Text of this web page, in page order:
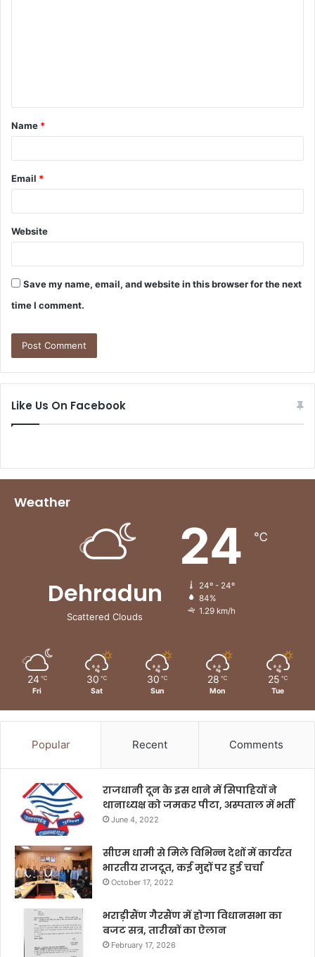
t
*
Name *
Email *
Website
Save my name, email, and website in this browser for the next
time I comment.
Like Us On Facebook
Weather
Dehradun
Scattered Clouds
24 ℃
24º - 24º
84%
1.29 km/h
24 ℃
Fri
30 ℃
Sat
30 ℃
Sun
28 ℃
Mon
25 ℃
Tue
Popular Recent Comments
राजधानी दून के इस थाने में सिपाहियों ने
थानाध्यक्ष को जमकर पीटा, अस्पताल में भर्ती
June 4, 2022
सीएम धामी से मिले विभिन्न देशों में कार्यरत
भारतीय राजदूत, कई मुद्दों पर हुई चर्चा
October 17, 2022
भराड़ीसैंण गैरसैंण में होगा विधानसभा का
बजट सत्र, तारीखों का ऐलान
February 17, 2026